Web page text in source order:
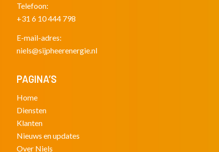
Telefoon:
+31 6 10 444 798
E-mail-adres:
niels@sijpheerenergie.nl
PAGINA’S
Home
Diensten
Klanten
Nieuws en updates
OverNiels